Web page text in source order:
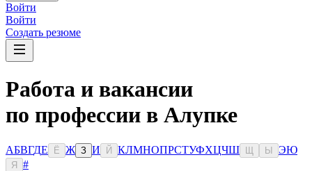
Войти
Войти
Создать резюме
Работа и вакансии
по профессии в Алупке
АБВГДЕ Ё Ж З И Й КЛМНОПРСТУФХЦЧШ Ы ЭЮ
Я
#